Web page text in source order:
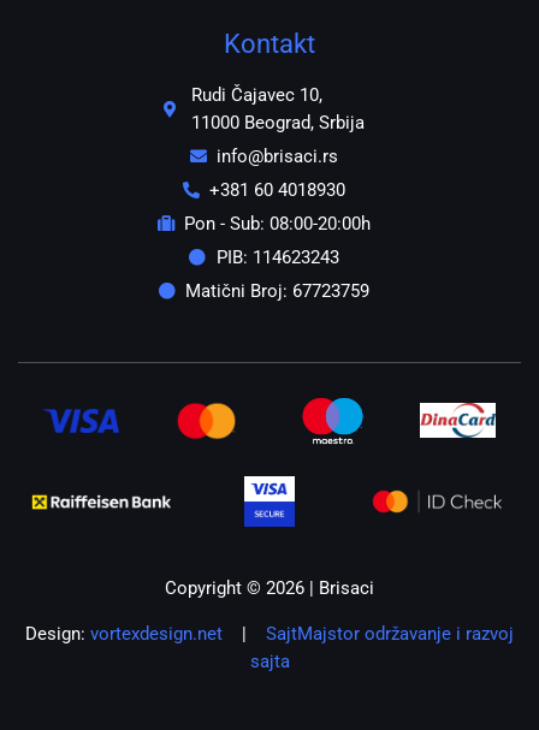
Kontakt
Rudi Čajavec 10,
11000 Beograd, Srbija
info@brisaci.rs
+381 60 4018930
Pon - Sub: 08:00-20:00h
PIB: 114623243
Matični Broj: 67723759
Copyright © 2026 | Brisaci
Design: vortexdesign.net | SajtMajstor održavanje i razvoj
sajta